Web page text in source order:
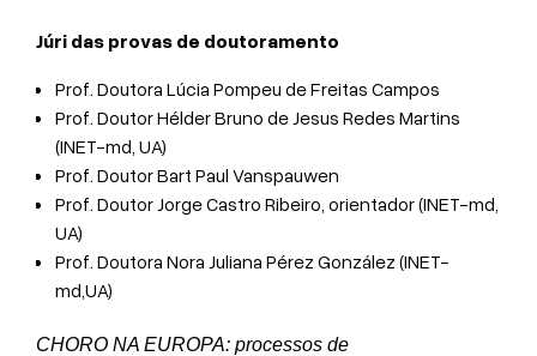
Júri das provas de doutoramento
Prof. Doutora Lúcia Pompeu de Freitas Campos
Prof. Doutor Hélder Bruno de Jesus Redes Martins
(INET-md, UA)
Prof. Doutor Bart Paul Vanspauwen
Prof. Doutor Jorge Castro Ribeiro, orientador (INET-md,
UA)
Prof. Doutora Nora Juliana Pérez González (INET-
md,UA)
CHORO NA EUROPA: processos de